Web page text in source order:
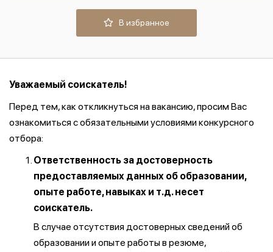
В избранное
Уважаемый соискатель!
Перед тем, как откликнуться на вакансию, просим Вас
ознакомиться с обязательными условиями конкурсного
отбора:
Ответственность за достоверность
предоставляемых данных об образовании,
опыте работе, навыках и т.д. несет
соискатель.
В случае отсутствия достоверных сведений об
образовании и опыте работы в резюме,